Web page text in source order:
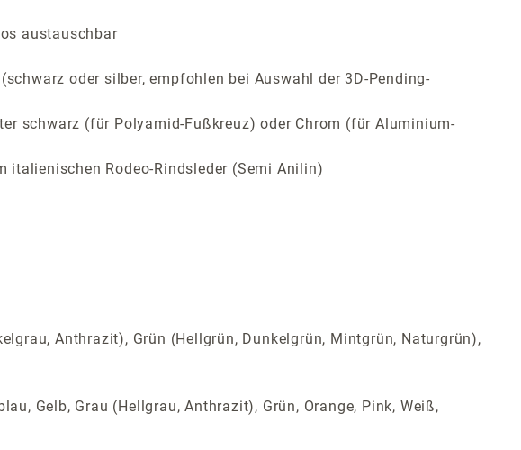
austauschbar
oder silber, empfohlen bei Auswahl der 3D-Pending-
schwarz (für Polyamid-Fußkreuz) oder Chrom (für Aluminium-
Rodeo-Rindsleder (Semi Anilin)
Anthrazit), Grün (Hellgrün, Dunkelgrün, Mintgrün, Naturgrün),
Gelb, Grau (Hellgrau, Anthrazit), Grün, Orange, Pink, Weiß,